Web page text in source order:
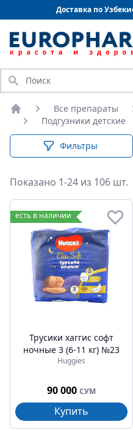
Доставка по
Искать
Главная
Все препараты
Подгузники детские
Фильтры
Показано 1-24 из 106 шт.
Подгузники детские
есть в наличии
Трусики хаггис софт
ночные 3 (6-11 кг) №23
Huggies
90 000 СУМ
Купить